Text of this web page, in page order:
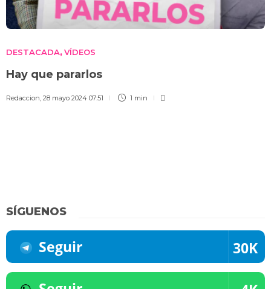
DESTACADA, VÍDEOS
Hay que pararlos
Redaccion 28 mayo 2024 07:51 1 min
SÍGUENOS
Seguir 30K